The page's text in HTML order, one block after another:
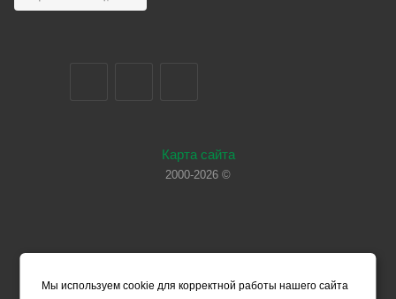
Карта сайта
2000-2026 ©
Мы используем cookie для корректной работы нашего сайта